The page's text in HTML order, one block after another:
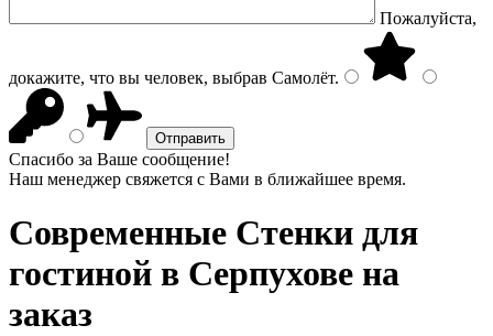
Пожалуйста,
докажите, что вы человек, выбрав Самолёт.
Спасибо за Ваше сообщение!
Наш менеджер свяжется с Вами в ближайшее время.
Современные Стенки для
гостиной в Серпухове на
заказ